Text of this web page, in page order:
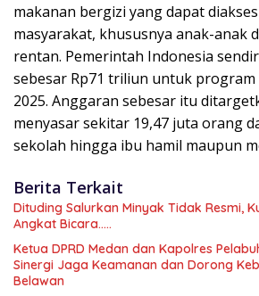
makanan bergizi yang dapat
masyarakat, khususnya anak-anak
rentan. Pemerintah Indonesia
sebesar Rp71 triliun untuk program
2025. Anggaran sebesar itu
menyasar sekitar 19,47 juta orang
sekolah hingga ibu hamil maupun
Berita Terkait
Dituding Salurkan Minyak Tidak Resmi,
Angkat Bicara…..
Ketua DPRD Medan dan Kapolres
Sinergi Jaga Keamanan dan Dorong
Belawan